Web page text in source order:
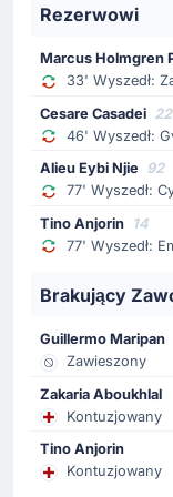
AS
wynik na 0-
Devyne
Żółta
AS Roma:
Zmiana
Matias
AS Roma:
Matias Soule.
46'
Zmiana
Gvidas
Cesare
Rezerwowi
Marcus Holmgren
33' Wyszedł:
Cesare Casadei 22
46' Wyszedł:
Alieu Eybi Njie 92
77' Wyszedł:
Tino Anjorin 14
77' Wyszedł:
Brakujący
Guillermo Maripan
Zawieszony
Zakaria Aboukhlal
Kontuzjowany
Tino Anjorin
Kontuzjowany